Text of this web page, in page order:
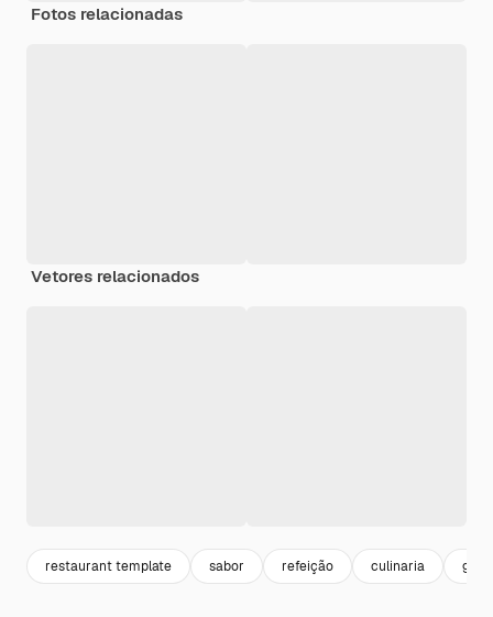
Fotos relacionadas
Vetores relacionados
restaurant template sabor refeição culinaria